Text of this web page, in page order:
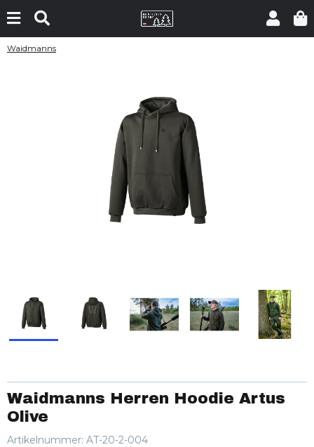
Waidmanns
Waidmanns Herren Hoodie Artus
Olive
Artikelnummer: AT-20-2-004